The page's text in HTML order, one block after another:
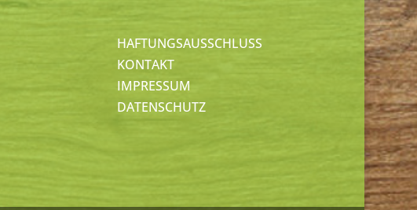
HAFTUNGSAUSSCHLUSS
KONTAKT
IMPRESSUM
DATENSCHUTZ